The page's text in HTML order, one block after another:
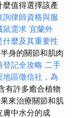
值得選擇該產
律師資格與服
鼠需求 宜蘭外
什麼及其重要性
身的關節和肌肉
登記全攻略 二手
地區徵信社，為
有許多癒合植物
來治療關節和肌
膚中水分的成